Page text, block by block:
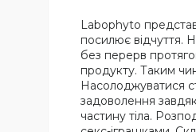
Labophyto
посилює відчуття.
без перерв
продукту. Таким
Насолоджуватися
задоволення
частину тіла.